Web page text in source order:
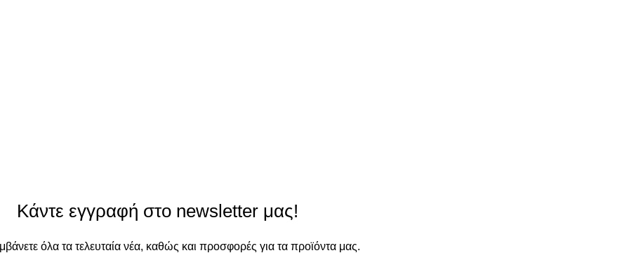
Κάντε εγγραφή στο newsletter μας!
όλα τα τελευταία νέα, καθώς και προσφορές για τα προϊόντα μας.